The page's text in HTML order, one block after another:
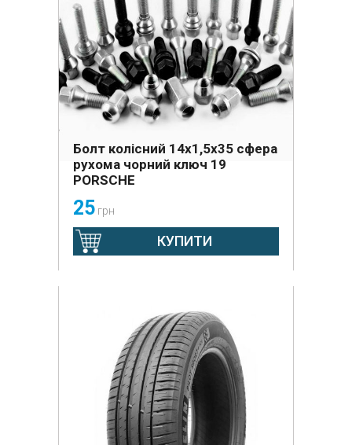
Болт колісний 14х1,5х35 сфера
рухома чорний ключ 19
PORSCHE
25 грн
КУПИТИ